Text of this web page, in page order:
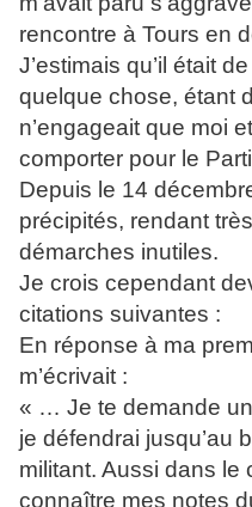
rencontre à Tours en
J’estimais qu’il était
quelque chose, étant
n’engageait que moi
comporter pour le
Depuis le 14
précipités, rendant
démarches inutiles.
Je crois cependant
citations suivantes :
En réponse à ma
m’écrivait :
« … Je te demande
je défendrai jusqu’au
militant. Aussi dans le
connaître mes notes